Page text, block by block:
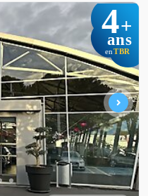
4+
ans
en TBR